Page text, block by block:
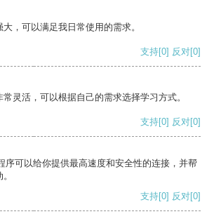
，可以满足我日常使用的需求。
支持[0] 反对[0]
灵活，可以根据自己的需求选择学习方式。
支持[0] 反对[0]
序可以给你提供最高速度和安全性的连接，并帮
支持[0] 反对[0]